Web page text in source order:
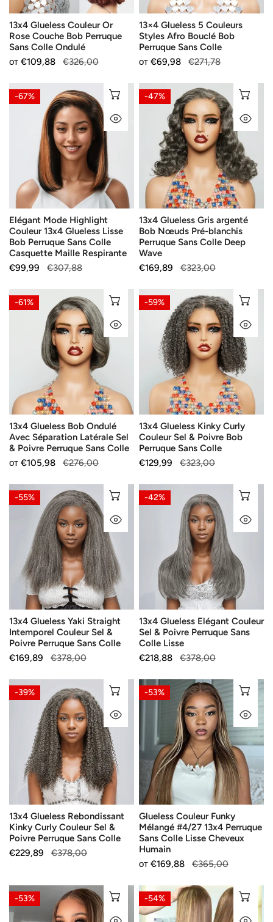
Sans
Colle
Ondulé
13x4 Glueless Couleur Or
Rose Couche Bob Perruque
Sans Colle Ondulé
Продажна
от €109,88
Редовна
€326,00
Perruque
Sans
Colle
13×4 Glueless 5 Couleurs
Styles Afro Bouclé Bob
Perruque Sans Colle
Продажна
от €69,98
Редовна
€271,78
Elégant
Mode
Highlight
Glueless
Lisse
Bob
Perruque
Sans
Colle
Casquette
Maille
-67% ИЗБЕРЕТЕ ОПЦИИ
БЪРЗ ПОГЛЕД
Elégant Mode Highlight
Couleur 13x4 Glueless Lisse
Bob Perruque Sans Colle
Casquette Maille Respirante
Продажна
€99,99
Редовна
€307,88
13x4
Glueless
argenté
Nœuds
Pré-
blanchis
Perruque
Sans
Colle
Deep
Wave
-47%
13x4 Glueless Gris argenté
Bob Nœuds Pré-blanchis
Perruque Sans Colle Deep
Wave
Продажна
€169,89
Редовна
€323,00
13x4
Glueless
Séparation
Sel
&
Poivre
Perruque
Sans
-61% ИЗБЕРЕТЕ ОПЦИИ
БЪРЗ ПОГЛЕД
13x4 Glueless Bob Ondulé
Avec Séparation Latérale Sel
& Poivre Perruque Sans Colle
Продажна
от €105,98
Редовна
€276,00
13x4
Glueless
Couleur
Poivre
Bob
Perruque
Sans
Colle
-59%
13x4 Glueless Kinky Curly
Couleur Sel & Poivre Bob
Perruque Sans Colle
Продажна
€129,99
Редовна
€323,00
13x4
Glueless
Straight
Intemporel
Couleur
Sel
Poivre
Perruque
Sans
Colle
-55% ИЗБЕРЕТЕ ОПЦИИ
БЪРЗ ПОГЛЕД
13x4 Glueless Yaki Straight
Intemporel Couleur Sel &
Poivre Perruque Sans Colle
Продажна
€169,89
Редовна
€378,00
13x4
Glueless
Poivre
Perruque
Sans
Colle
Lisse
-42%
13x4 Glueless Elégant Couleur
Sel & Poivre Perruque Sans
Colle Lisse
Продажна
€218,88
Редовна
€378,00
13x4
Glueless
Rebondissant
Couleur
Poivre
Perruque
Sans
Colle
-39% ИЗБЕРЕТЕ ОПЦИИ
БЪРЗ ПОГЛЕД
13x4 Glueless Rebondissant
Kinky Curly Couleur Sel &
Poivre Perruque Sans Colle
Продажна
€229,89
Редовна
€378,00
Glueless
Couleur
#4/27
13x4
Perruque
Sans
Colle
Lisse
Cheveux
Humain
-53%
Glueless Couleur Funky
Mélangé #4/27 13x4 Perruque
Sans Colle Lisse Cheveux
Humain
Продажна
от €169,88
Редовна
€365,00
Glueless
Populaire
-53% ИЗБЕРЕТЕ ОПЦИИ
Glueless
Brillant
-54%